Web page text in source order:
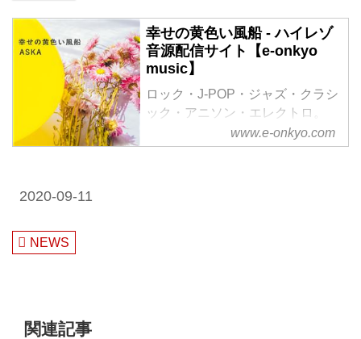
幸せの黄色い風船 - ハイレゾ
音源配信サイト【e-onkyo
music】
ロック・J-POP・ジャズ・クラシ
ック・アニソン・エレクトロ。
様々なジャンルをハイレゾで配信
中。WAV・flac・DSDなど各種フ
www.e-onkyo.com
2020-09-11
NEWS
関連記事